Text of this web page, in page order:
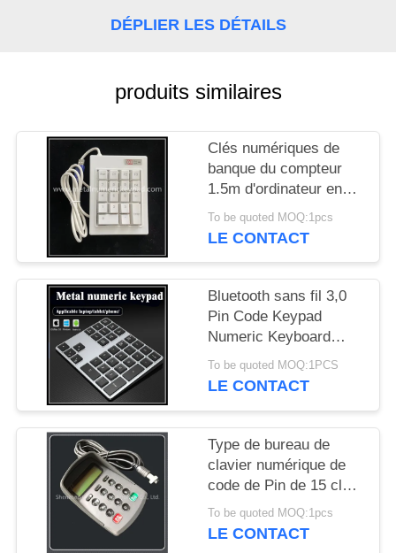
PRIVACY
POLICY
DÉPLIER LES DÉTAILS
produits similaires
Clés numériques de
banque du compteur
1.5m d'ordinateur en
plastique blanc de pavé
numérique
To be quoted MOQ:1pcs
LE CONTACT
Bluetooth sans fil 3,0
Pin Code Keypad
Numeric Keyboard
avec le contre-jour 7
To be quoted MOQ:1PCS
LE CONTACT
Type de bureau de
clavier numérique de
code de Pin de 15 clés
avec l'interface de tête
d'aviation de 4 noyaux
To be quoted MOQ:1pcs
LE CONTACT